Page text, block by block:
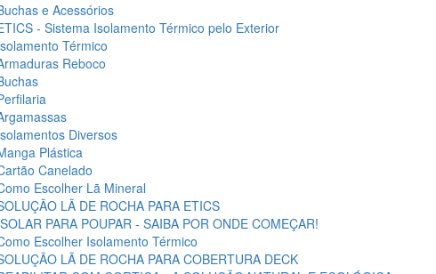
e Acessórios
- Sistema Isolamento Térmico pelo Exterior
Térmico
Reboco
Diversos
Plástica
Canelado
Escolher Lã Mineral
LÃ DE ROCHA PARA ETICS
PARA POUPAR - SAIBA POR ONDE COMEÇAR!
Escolher Isolamento Térmico
LÃ DE ROCHA PARA COBERTURA DECK